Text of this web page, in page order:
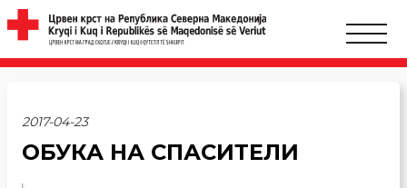
2017-04-23
ОБУКА НА СПАСИТЕЛИ